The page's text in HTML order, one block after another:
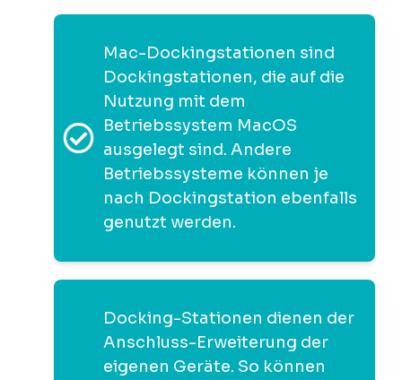
Mac-Dockingstationen sind
Dockingstationen, die auf die
Nutzung mit dem
Betriebssystem MacOS
ausgelegt sind. Andere
Betriebssysteme können je
nach Dockingstation ebenfalls
genutzt werden.
Docking-Stationen dienen der
Anschluss-Erweiterung der
eigenen Geräte. So können